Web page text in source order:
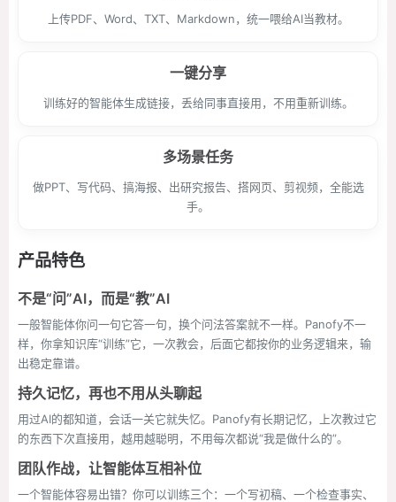
上传PDF、Word、TXT、Markdown，统一喂给AI当教材。
一键分享
训练好的智能体生成链接，丢给同事直接用，不用重新训练。
多场景任务
做PPT、写代码、搞海报、出研究报告、搭网页、剪视频，全能选
手。
产品特色
不是“问”AI，而是“教”AI
一般智能体你问一句它答一句，换个问法答案就不一样。Panofy不一
样，你拿知识库“训练”它，一次教会，后面它都按你的业务逻辑来，输
出稳定靠谱。
持久记忆，再也不用从头聊起
用过AI的都知道，会话一关它就失忆。Panofy有长期记忆，上次教过它
的东西下次直接用，越用越聪明，不用每次都说“我是做什么的”。
团队作战，让智能体互相补位
一个智能体容易出错？你可以训练三个：一个写初稿、一个检查事实、